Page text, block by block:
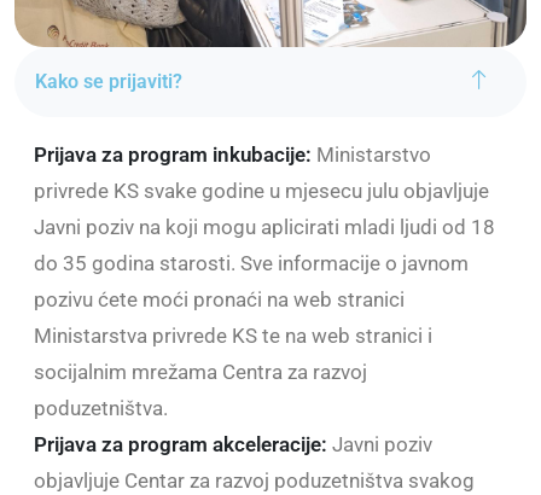
Kako se prijaviti?
Prijava za program inkubacije: Ministarstvo
privrede KS svake godine u mjesecu julu objavljuje
Javni poziv na koji mogu aplicirati mladi ljudi od 18
do 35 godina starosti. Sve informacije o javnom
pozivu ćete moći pronaći na web stranici
Ministarstva privrede KS te na web stranici i
socijalnim mrežama Centra za razvoj
poduzetništva.
Prijava za program akceleracije: Javni poziv
objavljuje Centar za razvoj poduzetništva svakog